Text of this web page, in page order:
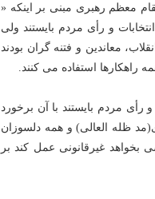
معظم رهبری مبنی بر اینکه «
مقابل انتخابات و رأی مردم بایستند ولی
معاندین و فتنه گران بودند
استفاده می کنند.
مردم بایستند با آن برخورد
ظله العالی) و همه دلسوزان
غیرقانونی عمل کند بر